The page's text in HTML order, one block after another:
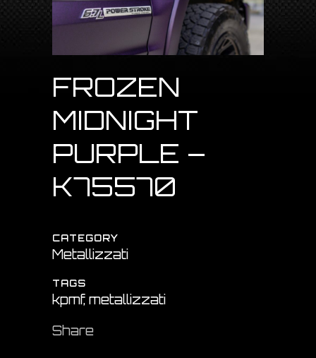
FROZEN
MIDNIGHT
PURPLE –
K75570
CATEGORY
Metallizzati
TAGS
kpmf, metallizzati
Share